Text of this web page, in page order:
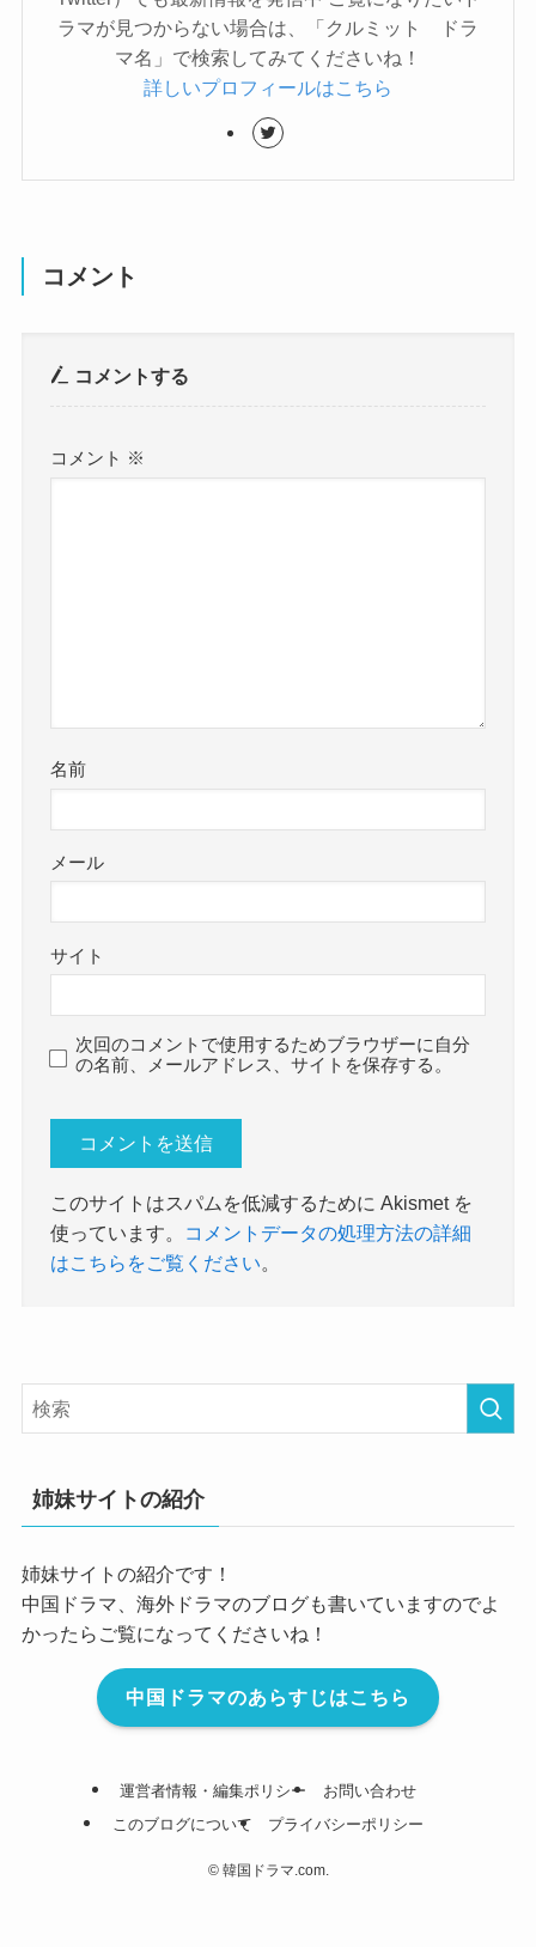
ラマが見つからない場合は、「クルミット ドラ
マ名」で検索してみてくださいね！
詳しいプロフィールはこちら
コメント
コメントする
コメント ※
名前
メール
サイト
次回のコメントで使用するためブラウザーに自分
の名前、メールアドレス、サイトを保存する。
このサイトはスパムを低減するために Akismet を
使っています。
コメントデータの処理方法の詳細
はこちらをご覧ください
姉妹サイトの紹介
姉妹サイトの紹介です！
中国ドラマ、海外ドラマのブログも書いていますのでよ
かったらご覧になってくださいね！
中国ドラマのあらすじはこちら
運営者情報・編集ポリシー
お問い合わせ
このブログについて
プライバシーポリシー
©韓国ドラマ.com.